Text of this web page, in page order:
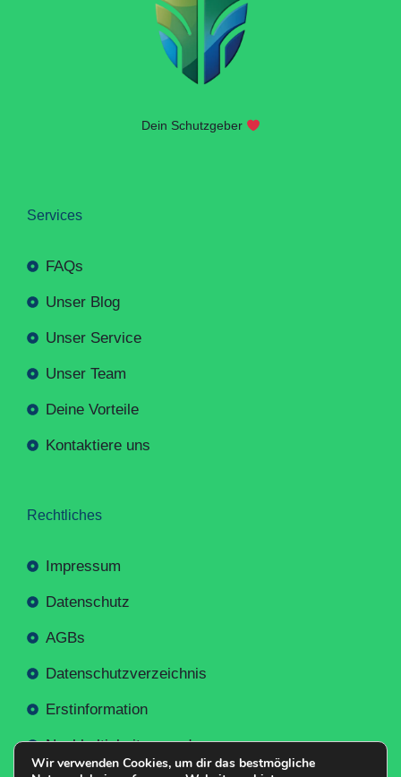
Dein Schutzgeber
Services
FAQs
Unser Blog
Unser Service
Unser Team
Deine Vorteile
Kontaktiere uns
Rechtliches
Impressum
Datenschutz
AGBs
Datenschutzverzeichnis
Erstinformation
Nachhaltigkeitsverordnung
Wir verwenden Cookies, um dir das bestmögliche